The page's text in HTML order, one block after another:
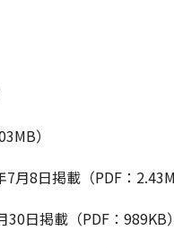
）
月8日掲載（PDF：
日掲載（PDF：989KB